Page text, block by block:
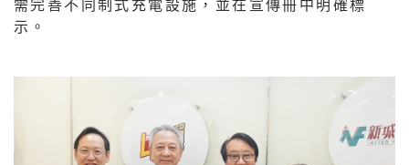
需完善不同制式充電設施，並在宣傳冊中明確標
示。